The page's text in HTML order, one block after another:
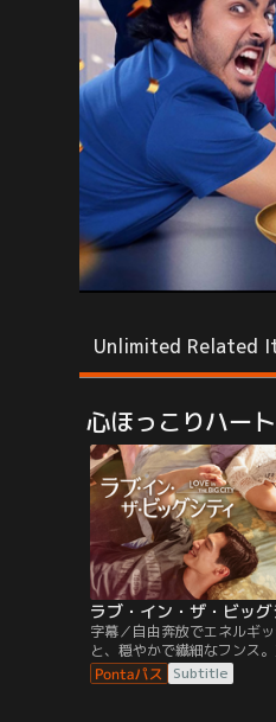
Unlimited Related
心ほっこりハー
字幕／自由奔放でエネルギ
と、穏やかで繊細なフンス
は、ある出来事をきっかけに
結び、一緒に暮らし始めるこ
Subtitle